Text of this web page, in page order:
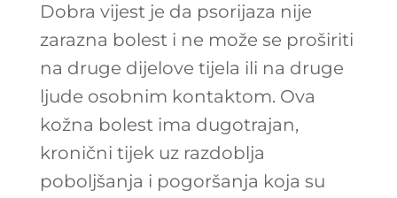
Dobra vijest je da psorijaza nije
zarazna bolest i ne može se proširiti
na druge dijelove tijela ili na druge
ljude osobnim kontaktom. Ova
kožna bolest ima dugotrajan,
kronični tijek uz razdoblja
poboljšanja i pogoršanja koja su